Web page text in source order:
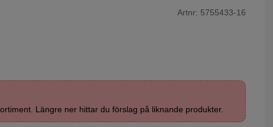
Artnr: 5755433-16
Längre ner hittar du förslag på liknande produkter.